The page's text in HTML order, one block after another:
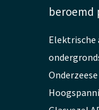
beroemd
Elektrische